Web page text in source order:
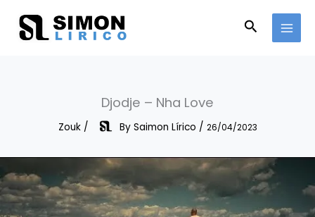
content
Search
Djodje – Nha Love
Zouk/ By Saimon Lírico / 26/04/2023